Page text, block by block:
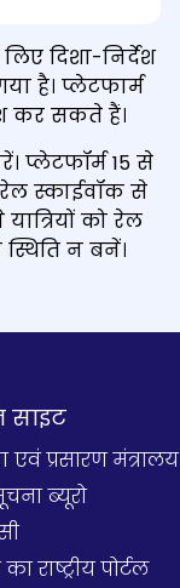
दिशा-निर्देश
है। प्लेटफार्म
कर सकते हैं।
प्लेटफॉर्म 15 से
रेल स्काईवॉक से
को रेल
न बनें।
साइट
एवं प्रसारण मंत्रालय
ब्यूरो
राष्ट्रीय पोर्टल